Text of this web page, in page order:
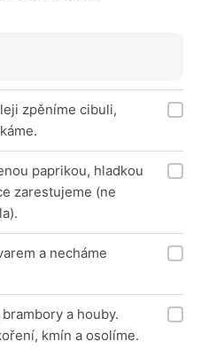
zpěníme cibuli,
paprikou, hladkou
zarestujeme (ne
a necháme
a houby.
kmín a osolíme.